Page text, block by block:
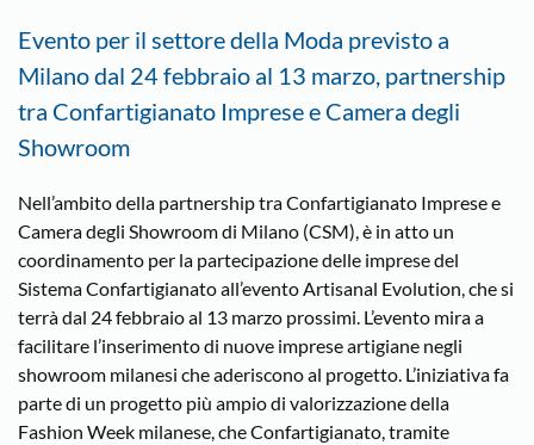
Evento per il settore della Moda previsto a
Milano dal 24 febbraio al 13 marzo, partnership
tra Confartigianato Imprese e Camera degli
Showroom
Nell’ambito della partnership tra Confartigianato Imprese e
Camera degli Showroom di Milano (CSM), è in atto un
coordinamento per la partecipazione delle imprese del
Sistema Confartigianato all’evento Artisanal Evolution, che si
terrà dal 24 febbraio al 13 marzo prossimi. L’evento mira a
facilitare l’inserimento di nuove imprese artigiane negli
showroom milanesi che aderiscono al progetto. L’iniziativa fa
parte di un progetto più ampio di valorizzazione della
Fashion Week milanese, che Confartigianato, tramite